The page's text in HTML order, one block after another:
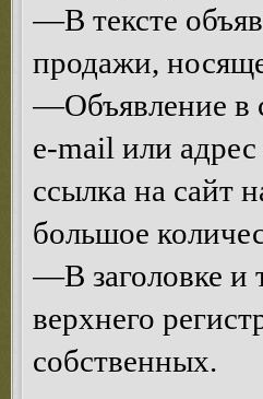
—В тексте
продажи,
—Объявление в
e-mail или
ссылка на сайт
большое
—В заголовке и
верхнего
собственных.